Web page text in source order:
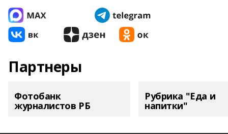
Партнеры
Фотобанк
журналистов РБ
Рубрика "Еда и
напитки"